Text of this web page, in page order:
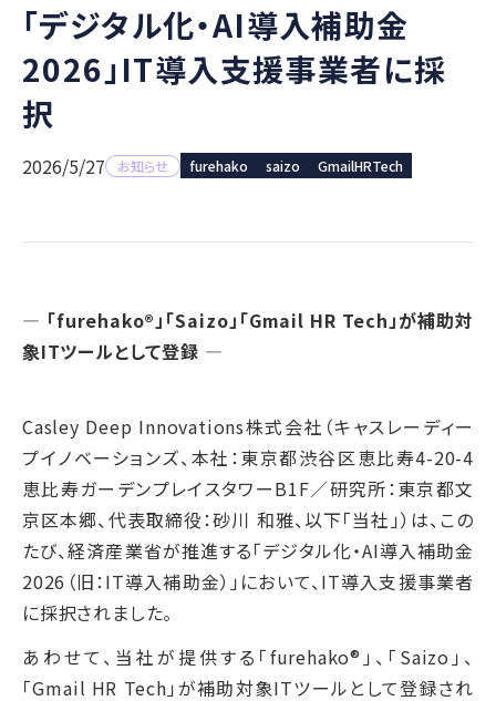
「デジタル化・AI導入補助金
2026」IT導入支援事業者に採
択
2026/5/27 お知らせ furehako saizo GmailHRTech
― 「furehako®」「Saizo」「Gmail HR Tech」が補助対
象ITツールとして登録 ―
Casley Deep Innovations株式会社（キャスレーディー
プイノベーションズ、本社：東京都渋谷区恵比寿4-20-4
恵比寿ガーデンプレイスタワーB1F／研究所：東京都文
京区本郷、代表取締役：砂川 和雅、以下「当社」）は、この
たび、経済産業省が推進する「デジタル化・AI導入補助金
2026（旧：IT導入補助金）」において、IT導入支援事業者
に採択されました。
あわせて、当社が提供する「furehako®」、「Saizo」、
「Gmail HR Tech」が補助対象ITツールとして登録され